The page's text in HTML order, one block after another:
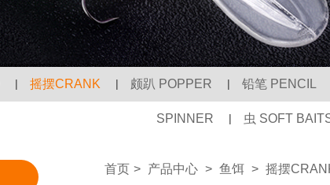
| 摇摆CRANK | 颇趴 POPPER | 铅笔 PENCIL
SPINNER | 虫 SOFT
首页 > 产品中心 > 鱼饵 > 摇摆